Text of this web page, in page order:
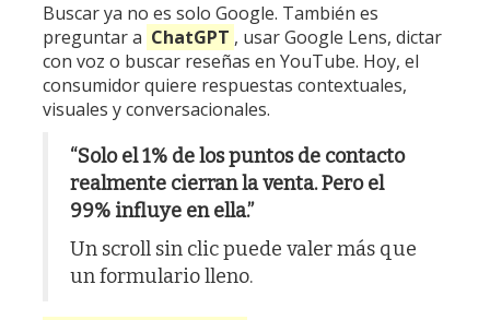
Buscar ya no es solo Google. También es
preguntar a ChatGPT , usarGoogle Lens, dictar
con voz o buscar reseñas en YouTube. Hoy, el
consumidor quiere respuestas contextuales,
visuales y conversacionales.
“Solo el 1% de los puntos de contacto
realmente cierran la venta. Pero el
99% influye en ella.”
Un scroll sin clic puede valer más que
un formulario lleno.